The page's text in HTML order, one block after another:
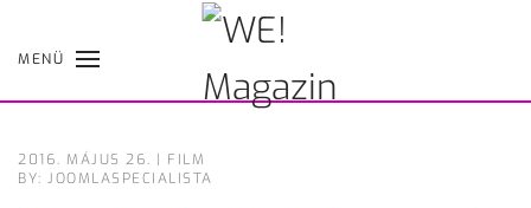
Skip
MENÜ
2016. MÁJUS 26. | FILM
BY: JOOMLASPECIALISTA